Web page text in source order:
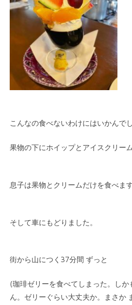
こんなの食べないわけにはいかんでし
果物の下にホイップとアイスクリー
息子は果物とクリームだけを食べます
そして車にもどりました。
街から山につく37分間 ずっと
(珈琲ゼリーを食べてしまった。しか
ん。ゼリーぐらい大丈夫か。まさか